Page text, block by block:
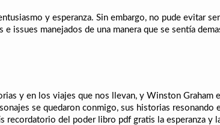
y esperanza. Sin embargo, no pude evitar
issues manejados de una manera que se sentía
y en los viajes que nos llevan, y Winston Graham
se quedaron conmigo, sus historias resonando
del poder libro pdf gratis la esperanza y